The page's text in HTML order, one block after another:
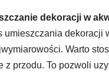
dekoracji w
umieszczania dekoracji
Warto
z przodu. To pozwoli